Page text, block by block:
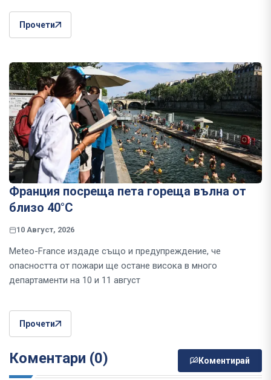
Прочети
Франция посреща пета гореща вълна от
близо 40°C
10 Август, 2026
Meteo-France издаде също и предупреждение, че
опасността от пожари ще остане висока в много
департаменти на 10 и 11 август
Прочети
Коментари (0) Коментирай